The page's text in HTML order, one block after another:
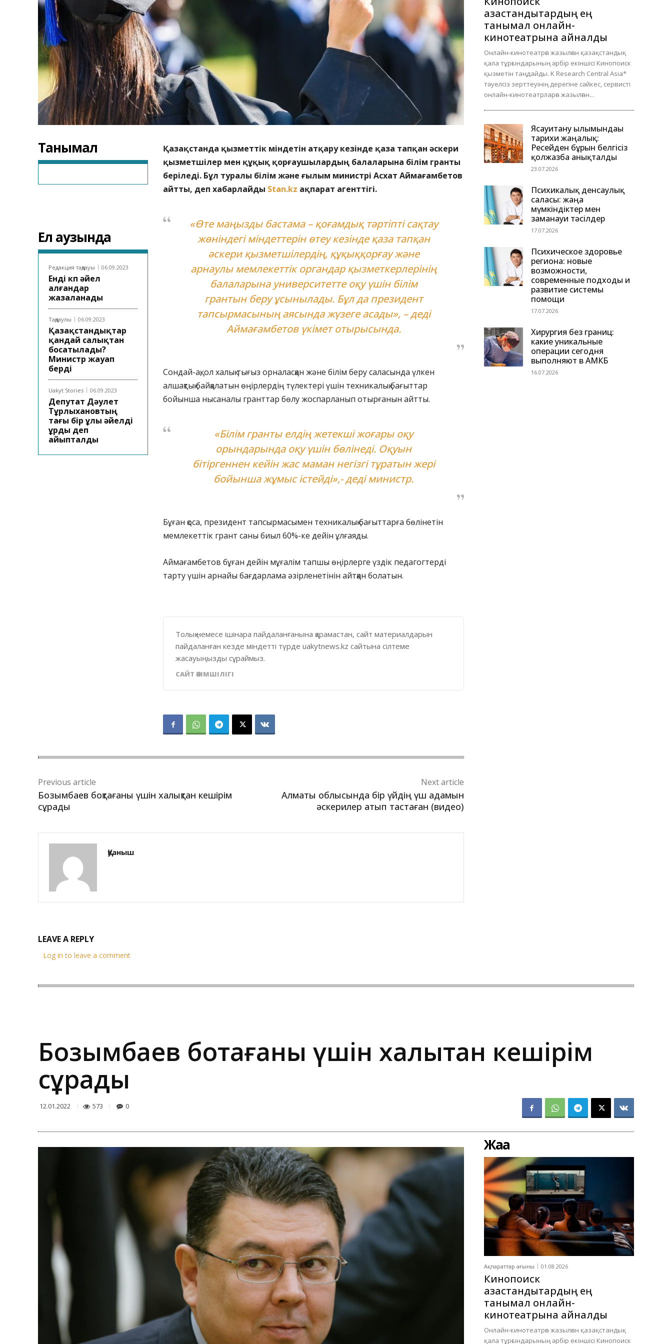
Танымал
Ел аузында
Редакция таңдауы 06.09.2023
Енді көп әйел
алғандар
жазаланады
Таңдаулы 06.09.2023
Қазақстандықтар
қандай салықтан
босатылады?
Министр жауап
берді
Uakyt Stories 06.09.2023
Депутат Дәулет
Тұрлыхановтың
тағы бір ұлы әйелді
ұрды деп
айыпталды
Қазақстанда қызметтік міндетін атқару кезінде қаза тапқан әскери
қызметшілер мен құқық қорғаушылардың балаларына білім гранты
беріледі. Бұл туралы білім және ғылым министрі Асхат Аймағамбетов
айтты, деп хабарлайды Stan.kz ақпарат агенттігі.
«Өте маңызды бастама – қоғамдық тәртіпті сақтау
жөніндегі міндеттерін өтеу кезінде қаза тапқан
әскери қызметшілердің, құқыққорғау және
арнаулы мемлекеттік органдар қызметкерлерінің
балаларына университетте оқу үшін білім
грантын беру ұсынылады. Бұл да президент
тапсырмасының аясында жүзеге асады», – деді
Аймағамбетов үкімет отырысында.
Сондай-ақ, ол халық тығыз орналасқан және білім беру саласында үлкен
алшақтық байқалатын өңірлердің түлектері үшін техникалық бағыттар
бойынша нысаналы гранттар бөлу жоспарланып отырғанын айтты.
«Білім гранты елдің жетекші жоғары оқу
орындарында оқу үшін бөлінеді. Оқуын
бітіргеннен кейін жас маман негізгі тұратын жері
бойынша жұмыс істейді»,- деді министр.
Бұған қоса, президент тапсырмасымен техникалық бағыттарға бөлінетін
мемлекеттік грант саны биыл 60%-ке дейін ұлғаяды.
Аймағамбетов бұған дейін мұғалім тапшы өңірлерге үздік педагогтерді
тарту үшін арнайы бағдарлама әзірленетінін айтқан болатын.
Толық немесе ішінара пайдаланғанына қарамастан, сайт материалдарын
пайдаланған кезде міндетті түрде uakytnews.kz сайтына сілтеме
жасауыңызды сұраймыз.
САЙТ ӘКІМШІЛІГІ
Previous article
Бозымбаев боқтағаны үшін халықтан кешірім
сұрады
Next article
Алматы облысында бір үйдің үш адамын
әскерилер атып тастаған (видео)
Қуаныш
LEAVE A REPLY
Log in to leave a comment
қазақстандықтардың ең
танымал онлайн-
кинотеатрына айналды
Онлайн-кинотеатрға жазылған қазақстандық
қала тұрғындарының әрбір екіншісі Кинопоиск
қызметін таңдайды. K Research Central Asia*
тәуелсіз зерттеуінің дерегіне сәйкес, сервисті
онлайн-кинотеатрларға жазылған...
Ясауитану ғылымындағы
тарихи жаңалық:
Ресейден бұрын белгісіз
қолжазба анықталды
23.07.2026
Психикалық денсаулық
саласы: жаңа
мүмкіндіктер мен
заманауи тәсілдер
17.07.2026
Психическое здоровье
региона: новые
возможности,
современные подходы и
развитие системы
помощи
17.07.2026
Хирургия без границ:
какие уникальные
операции сегодня
выполняют в АМКБ
16.07.2026